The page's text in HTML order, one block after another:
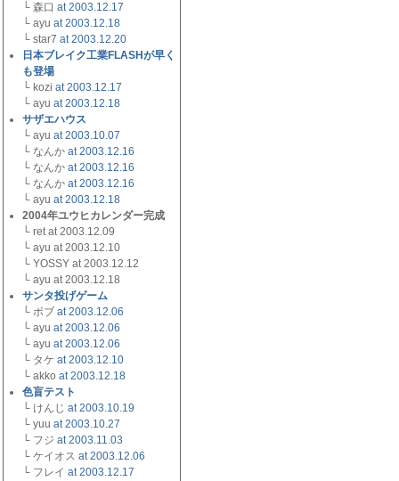
└ 森口 at 2003.12.17
└ ayu at 2003.12.18
└ star7 at 2003.12.20
日本ブレイク工業FLASHが早く
も登場
└ kozi at 2003.12.17
└ ayu at 2003.12.18
サザエハウス
└ ayu at 2003.10.07
└ なんか at 2003.12.16
└ なんか at 2003.12.16
└ なんか at 2003.12.16
└ ayu at 2003.12.18
2004年ユウヒカレンダー完成
└ ret at 2003.12.09
└ ayu at 2003.12.10
└ YOSSY at 2003.12.12
└ ayu at 2003.12.18
サンタ投げゲーム
└ ボブ at 2003.12.06
└ ayu at 2003.12.06
└ ayu at 2003.12.06
└ タケ at 2003.12.10
└ akko at 2003.12.18
色盲テスト
└ けんじ at 2003.10.19
└ yuu at 2003.10.27
└ フジ at 2003.11.03
└ ケイオス at 2003.12.06
└ フレイ at 2003.12.17